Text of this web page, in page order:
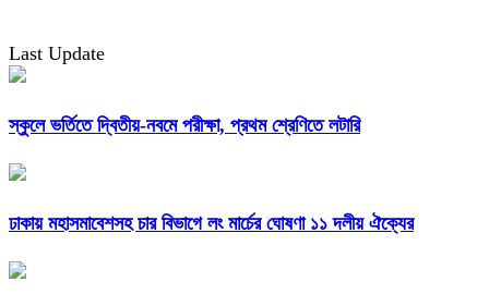
Last Update
স্কুলে ভর্তিতে দ্বিতীয়-নবমে পরীক্ষা, প্রথম শ্রেণিতে লটারি
ঢাকায় মহাসমাবেশসহ চার বিভাগে লং মার্চের ঘোষণা ১১ দলীয় ঐক্যের